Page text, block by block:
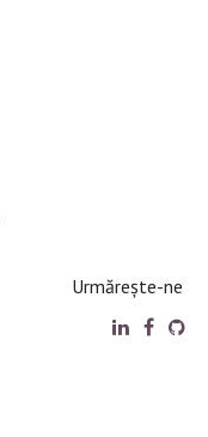
Urmărește-ne